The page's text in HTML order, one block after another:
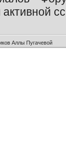
активной
Аллы Пугачевой